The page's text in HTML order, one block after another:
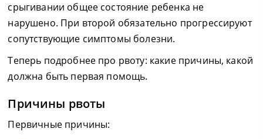
срыгивании общее состояние ребенка не
нарушено. При второй обязательно прогрессируют
сопутствующие симптомы болезни.
Теперь подробнее про рвоту: какие причины, какой
должна быть первая помощь.
Причины рвоты
Первичные причины: